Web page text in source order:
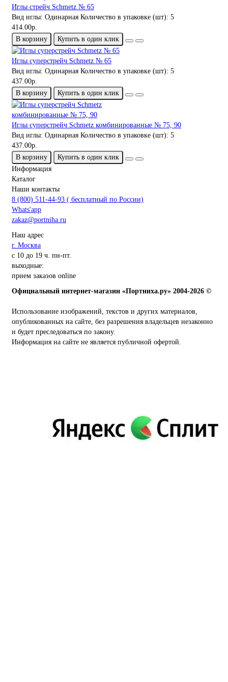
Иглы стрейч Schmetz № 65
Вид иглы: Одинарная Количество в упаковке (шт): 5
414.00р.
В корзину
Купить в один клик
Иглы суперстрейч Schmetz № 65
Вид иглы: Одинарная Количество в упаковке (шт): 5
437.00р.
В корзину
Купить в один клик
Иглы суперстрейч Schmetz комбинированные № 75, 90
Вид иглы: Одинарная Количество в упаковке (шт): 5
437.00р.
В корзину
Купить в один клик
Информация
Каталог
Наши контакты
8 (800) 511-44-93 ( бесплатный по России)
Whats'app
zakaz@portniha.ru
Наш адрес
г. Москва
с 10 до 19 ч. пн-пт.
выходные:
прием заказов online
Официальный интернет-магазин «Портниха.ру» 2004-2026 ©
Использование изображений, текстов и других материалов,
опубликованных на сайте, без разрешения владельцев незаконно
и будет преследоваться по закону.
Информация на сайте не является публичной офертой.